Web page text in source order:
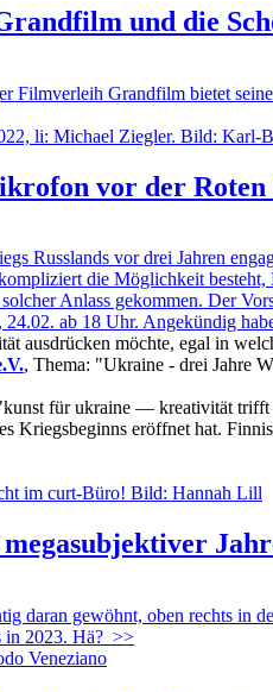
und die
Filmverleih Grandfilm bietet
vor der Roten
Russlands vor drei Jahren
die Möglichkeit
Anlass gekommen. Der
ab 18 Uhr. Angekündig
ausdrücken möchte, egal in
, Thema: "Ukraine - drei Jahre
für ukraine — kreativität
Kriegsbeginns eröffnet hat.
daran gewöhnt, oben rechts in
2023. Hä? >>